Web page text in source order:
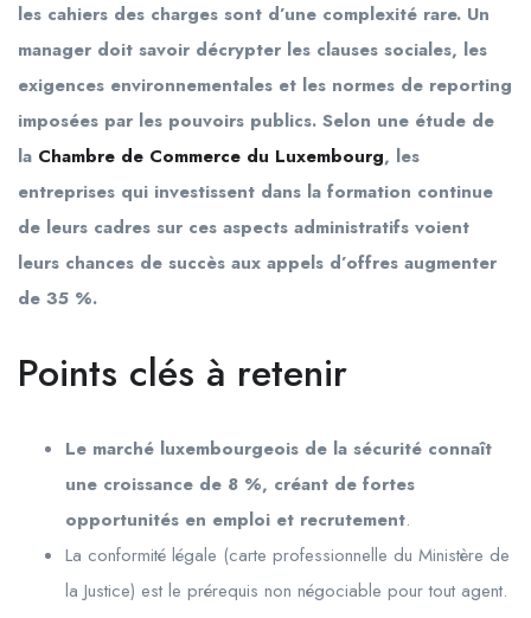
les cahiers des charges sont d’une complexité rare. Un
manager doit savoir décrypter les clauses sociales, les
exigences environnementales et les normes de reporting
imposées par les pouvoirs publics. Selon une étude de
la Chambre de Commerce du Luxembourg, les
entreprises qui investissent dans la formation continue
de leurs cadres sur ces aspects administratifs voient
leurs chances de succès aux appels d’offres augmenter
de 35 %.
Points clés à retenir
Le marché luxembourgeois de la sécurité connaît
une croissance de 8 %, créant de fortes
opportunités en emploi et recrutement.
La conformité légale (carte professionnelle du Ministère de
la Justice) est le prérequis non négociable pour tout agent.